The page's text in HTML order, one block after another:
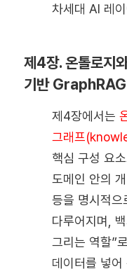
차세대 AI 레
제4장. 온톨로지
기반 GraphRAG
제4장에서는
그래프
핵심 구성 요
도메인 안의
등을 명시적으
다루어지며,
그리는 역할”
데이터를 넣어